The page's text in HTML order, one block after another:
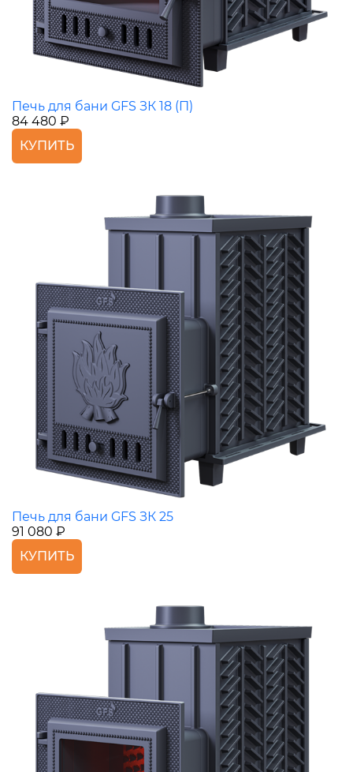
Печь для бани GFS ЗК 18 (П)
84 480 ₽
КУПИТЬ
Печь для бани GFS ЗК 25
91 080 ₽
КУПИТЬ